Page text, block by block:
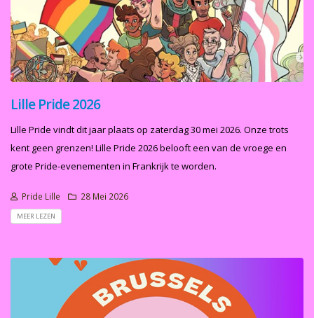
Lille Pride 2026
Lille Pride vindt dit jaar plaats op zaterdag 30 mei 2026. Onze trots
kent geen grenzen! Lille Pride 2026 belooft een van de vroege en
grote Pride-evenementen in Frankrijk te worden.
Pride Lille 28 Mei 2026
MEER LEZEN